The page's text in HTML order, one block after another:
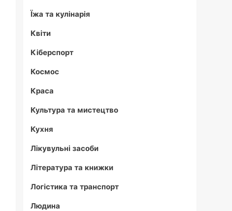
Їжа та кулінарія
Квіти
Кіберспорт
Космос
Краса
Культура та мистецтво
Кухня
Лікувульні засоби
Література та книжки
Логістика та транспорт
Людина